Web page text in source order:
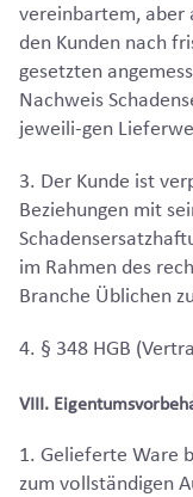
vereinbartem, aber
den Kunden nach
gesetzten
Nachweis
jeweili-gen
3. Der Kunde ist
Beziehungen mit
im Rahmen des
Branche Üblichen
4. § 348 HGB
VIII.
1. Gelieferte Ware
zum vollständigen